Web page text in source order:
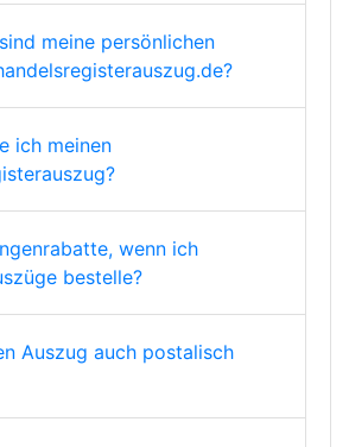
meine persönlichen
ich meinen
wenn ich
bestelle?
Auszug auch postalisch